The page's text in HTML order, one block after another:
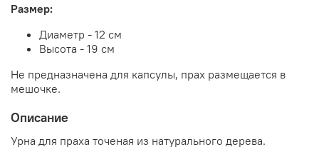
Размер:
Диаметр - 12 см
Высота - 19 см
Не предназначена для капсулы, прах размещается в
мешочке.
Описание
Урна для праха точеная из натурального дерева.